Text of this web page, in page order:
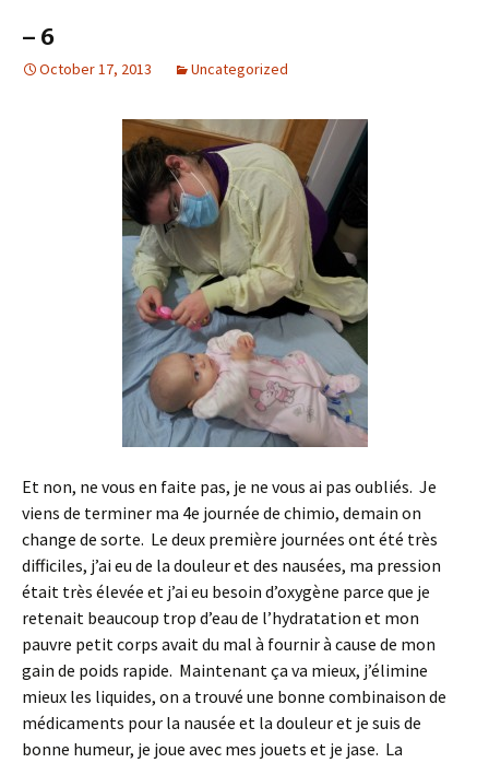
– 6
October 17, 2013 Uncategorized
Et non, ne vous en faite pas, je ne vous ai pas oubliés. Je
viens de terminer ma 4e journée de chimio, demain on
change de sorte. Le deux première journées ont été très
difficiles, j’ai eu de la douleur et des nausées, ma pression
était très élevée et j’ai eu besoin d’oxygène parce que je
retenait beaucoup trop d’eau de l’hydratation et mon
pauvre petit corps avait du mal à fournir à cause de mon
gain de poids rapide. Maintenant ça va mieux, j’élimine
mieux les liquides, on a trouvé une bonne combinaison de
médicaments pour la nausée et la douleur et je suis de
bonne humeur, je joue avec mes jouets et je jase. La